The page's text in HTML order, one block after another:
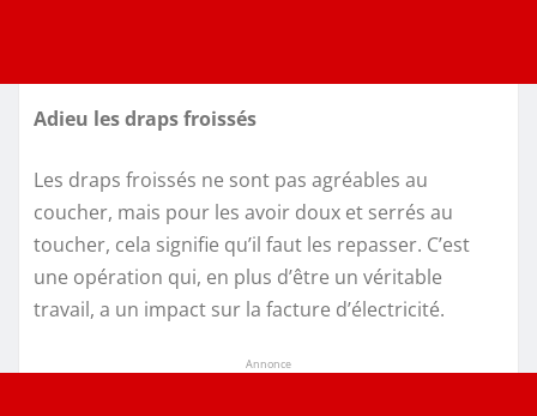
Adieu les draps froissés
Les draps froissés ne sont pas agréables au
coucher, mais pour les avoir doux et serrés au
toucher, cela signifie qu’il faut les repasser. C’est
une opération qui, en plus d’être un véritable
travail, a un impact sur la facture d’électricité.
Annonce